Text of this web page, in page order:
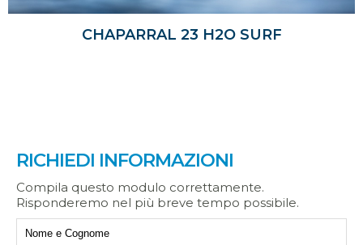
CHAPARRAL 23 H2O SURF
RICHIEDI INFORMAZIONI
Compila questo modulo correttamente.
Risponderemo nel più breve tempo possibile.